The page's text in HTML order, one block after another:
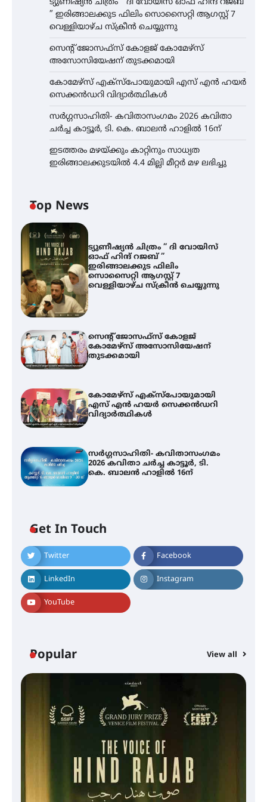
” ഇരിങ്ങാലക്കുട ഫിലിം സൊസൈറ്റി ആഗസ്റ്റ് 7
വെള്ളിയാഴ്ച സ്‌ക്രീൻ ചെയ്യുന്നു
സെന്റ് ജോസഫ്സ് കോളജ് കോമേഴ്‌സ്
അസോസിയേഷന് തുടക്കമായി
കോമേഴ്സ് എക്സ്പോയുമായി എസ് എൻ ഹയർ
സെക്കൻഡറി വിദ്യാർത്ഥികൾ
സർഗ്ഗസാഹിതി- കവിതാസംഗമം 2026 കവിതാ
ചർച്ച കാട്ടൂർ, ടി. കെ. ബാലൻ ഹാളിൽ 16ന്
ഇടത്തരം മഴയ്ക്കും കാറ്റിനും സാധ്യത
ഇരിങ്ങാലക്കുടയിൽ 4.4 മില്ലി മീറ്റർ മഴ ലഭിച്ചു
Top News
ട്യുണീഷ്യൻ ചിത്രം ” ദി വോയിസ്
ഓഫ് ഹിന്ദ് റജബ് ”
ഇരിങ്ങാലക്കുട ഫിലിം
സൊസൈറ്റി ആഗസ്റ്റ് 7
വെള്ളിയാഴ്ച സ്‌ക്രീൻ ചെയ്യുന്നു
സെന്റ് ജോസഫ്സ് കോളജ്
കോമേഴ്‌സ് അസോസിയേഷന്
തുടക്കമായി
കോമേഴ്സ് എക്സ്പോയുമായി
എസ് എൻ ഹയർ സെക്കൻഡറി
വിദ്യാർത്ഥികൾ
സർഗ്ഗസാഹിതി- കവിതാസംഗമം
2026 കവിതാ ചർച്ച കാട്ടൂർ, ടി.
കെ. ബാലൻ ഹാളിൽ 16ന്
Get In Touch
Twitter Facebook
LinkedIn Instagram
YouTube
Popular View all
സെന്റ് ജോസഫ്സ് കോളജ്
കോമേഴ്‌സ് അസോസിയേഷന്
തുടക്കമായി
കോമേഴ്സ് എക്സ്പോയുമായി
എസ് എൻ ഹയർ സെക്കൻഡറി
വിദ്യാർത്ഥികൾ